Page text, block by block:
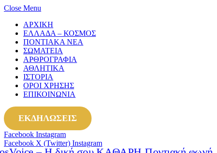
Close Menu
ΑΡΧΙΚΗ
ΕΛΛΑΔΑ – ΚΟΣΜΟΣ
ΠΟΝΤΙΑΚΑ ΝΕΑ
ΣΩΜΑΤΕΙΑ
ΑΡΘΡΟΓΡΑΦΙΑ
ΑΘΛΗΤΙΚΑ
ΙΣΤΟΡΙΑ
ΟΡΟΙ ΧΡΗΣΗΣ
ΕΠΙΚΟΙΝΩΝΙΑ
ΕΚΔΗΛΩΣΕΙΣ
Facebook Instagram
Facebook X (Twitter) Instagram